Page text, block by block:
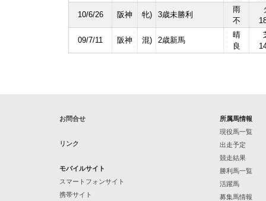
10/6/26 阪神 牝) 3歳未勝利
雨
不
09/7/11 阪神 混) 2歳新馬
晴
良
お問合せ
リンク
モバイルサイト
スマートフォンサイト
携帯サイト
所属馬情報
現役馬一覧
出走予定
競走結果
勝利馬一覧
活躍馬
募集馬情報